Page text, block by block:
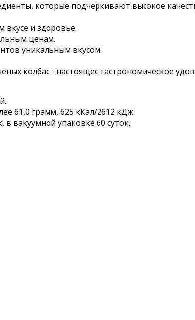
которые подчеркивают высокое
вкусе и здоровье.
ценам.
уникальным вкусом.
колбас - настоящее гастрономическое
61,0 грамм, 625 кКал/2612 кДж.
вакуумной упаковке 60 суток.